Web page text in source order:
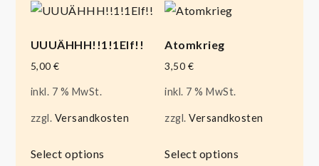
UUUÄHHH!!1!1Elf!!
5,00€
inkl. 7 % MwSt.
zzgl. Versandkosten
Select options
Atomkrieg
3,50 €
inkl. 7 % MwSt.
zzgl.Versandkosten
Select options